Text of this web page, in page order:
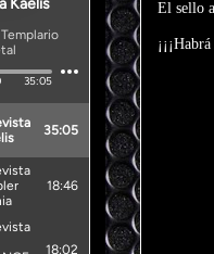
El sello